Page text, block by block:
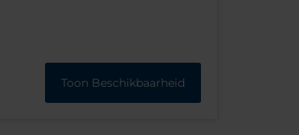
Toon Beschikbaarheid